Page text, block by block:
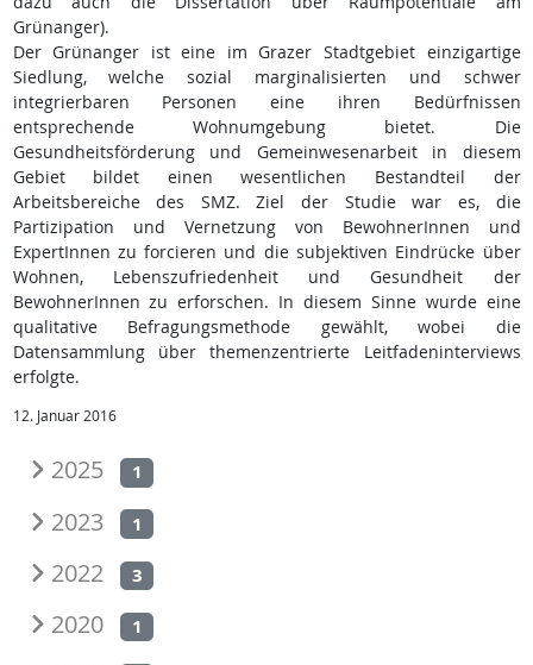
Grünanger).
Der Grünanger ist eine im Grazer Stadtgebiet einzigartige
Siedlung, welche sozial marginalisierten und schwer
integrierbaren Personen eine ihren Bedürfnissen
entsprechende Wohnumgebung bietet. Die
Gesundheitsförderung und Gemeinwesenarbeit in diesem
Gebiet bildet einen wesentlichen Bestandteil der
Arbeitsbereiche des SMZ. Ziel der Studie war es, die
Partizipation und Vernetzung von BewohnerInnen und
ExpertInnen zu forcieren und die subjektiven Eindrücke über
Wohnen, Lebenszufriedenheit und Gesundheit der
BewohnerInnen zu erforschen. In diesem Sinne wurde eine
qualitative Befragungsmethode gewählt, wobei die
Datensammlung über themenzentrierte Leitfadeninterviews
erfolgte.
12. Januar 2016
2025 1
2023 1
2022 3
2020 1